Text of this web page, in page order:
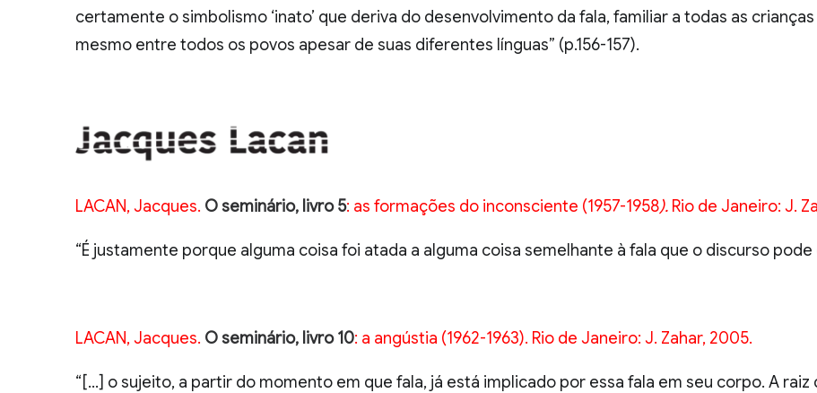
certamente o simbolismo ‘inato’ que deriva do desenvolvimento da fala, familiar a todas as
mesmo entre todos os povos apesar de suas diferentes línguas” (p.156-157).
LACAN, Jacques. O seminário, livro 5: as formações do inconsciente (1957-1958). Rio de Janeiro: J.
“É justamente porque alguma coisa foi atada a alguma coisa semelhante à fala que o discurso pode
LACAN, Jacques. O seminário, livro 10: a angústia (1962-1963). Rio de Janeiro: J. Zahar, 2005.
“[…] o sujeito, a partir do momento em que fala, já está implicado por essa fala em seu corpo. A